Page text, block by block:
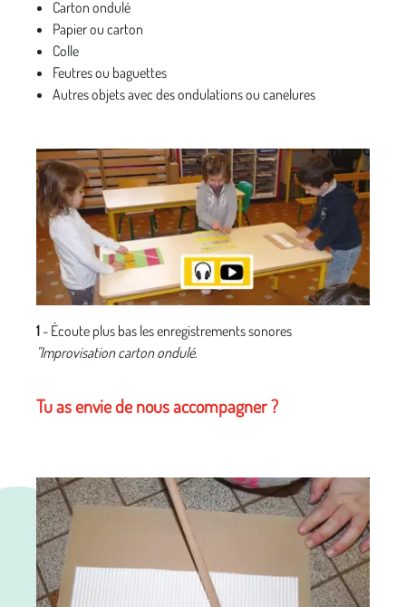
Carton ondulé
Papier ou carton
Colle
Feutres ou baguettes
Autres objets avec des ondulations ou canelures
1- Écoute plus bas les enregistrements sonores
"Improvisation carton ondulé.
Tu as envie de nous accompagner ?